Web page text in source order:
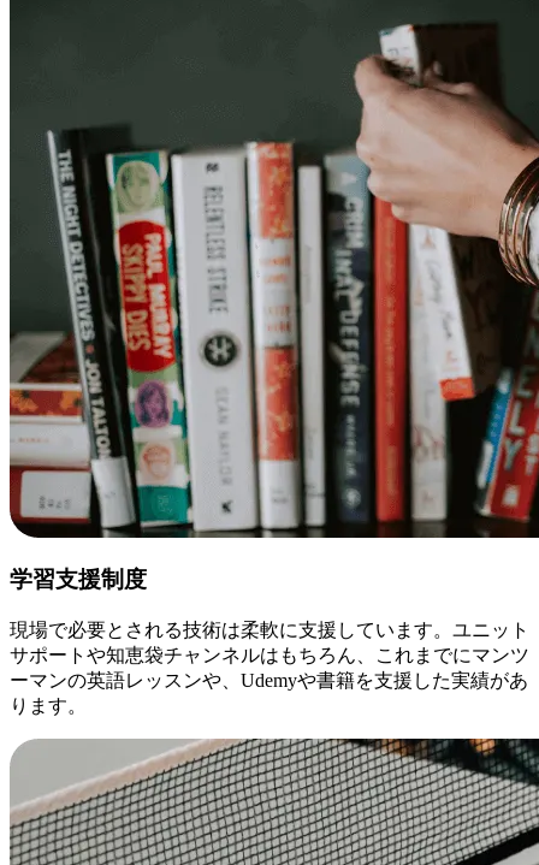
学習支援制度
現場で必要とされる技術は柔軟に支援しています。ユニット
サポートや知恵袋チャンネルはもちろん、これまでにマンツ
ーマンの英語レッスンや、Udemyや書籍を支援した実績があ
ります。